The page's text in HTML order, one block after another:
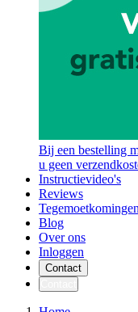
Bij een bestelling
u geen
Instructievideo's
Reviews
Tegemoetkomingen
Blog
Over ons
Inloggen
Contact